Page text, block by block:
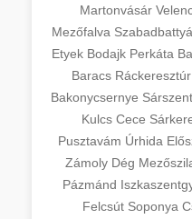
Martonvásár
Mezőfalva
Etyek Bodajk Perkáta
Baracs Ráckeresztúr
Bakonycsernye
Kulcs Cece
Pusztavám Úrhida
Zámoly Dég
Pázmánd
Felcsút Soponya